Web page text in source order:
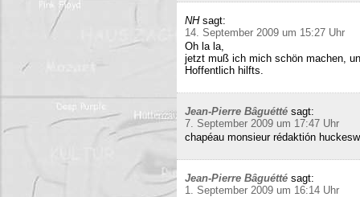
NH sagt:
14. September 2009 um 15:27 Uhr
Oh la la,
jetzt muß ich mich schön machen,
Hoffentlich hilfts.
Jean-Pierre Bâguétté sagt:
7. September 2009 um 17:47 Uhr
chapéau monsieur rédaktión
Jean-Pierre Bâguétté sagt:
1. September 2009 um 16:14 Uhr